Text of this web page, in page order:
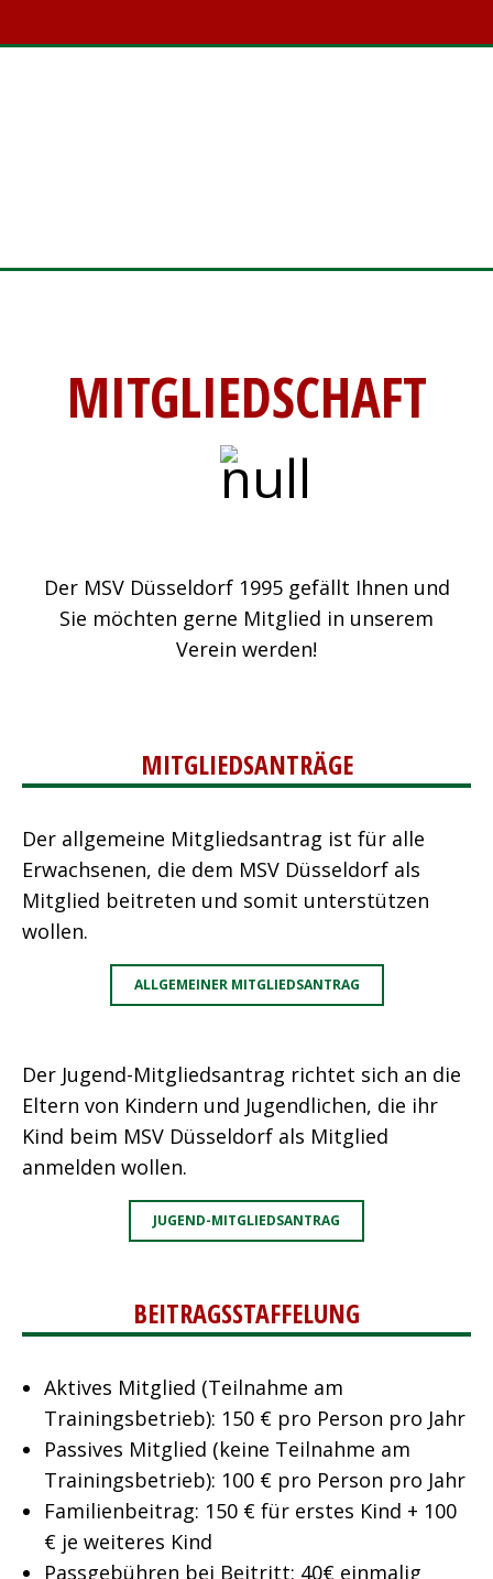
MITGLIEDSCHAFT
Der MSV Düsseldorf 1995 gefällt Ihnen und
Sie möchten gerne Mitglied in unserem
Verein werden!
MITGLIEDSANTRÄGE
Der allgemeine Mitgliedsantrag ist für alle
Erwachsenen, die dem MSV Düsseldorf als
Mitglied beitreten und somit unterstützen
wollen.
ALLGEMEINER MITGLIEDSANTRAG
Der Jugend-Mitgliedsantrag richtet sich an die
Eltern von Kindern und Jugendlichen, die ihr
Kind beim MSV Düsseldorf als Mitglied
anmelden wollen.
JUGEND-MITGLIEDSANTRAG
BEITRAGSSTAFFELUNG
Aktives Mitglied (Teilnahme am
Trainingsbetrieb): 150 € pro Person pro Jahr
Passives Mitglied (keine Teilnahme am
Trainingsbetrieb): 100 € pro Person pro Jahr
Familienbeitrag: 150 € für erstes Kind + 100
€ je weiteres Kind
Passgebühren bei Beitritt: 40€ einmalig